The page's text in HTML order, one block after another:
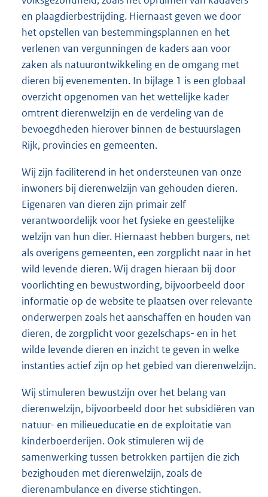
en plaagdierbestrijding. Hiernaast geven we door
het opstellen van bestemmingsplannen en het
verlenen van vergunningen de kaders aan voor
zaken als natuurontwikkeling en de omgang met
dieren bij evenementen. In bijlage 1 is een globaal
overzicht opgenomen van het wettelijke kader
omtrent dierenwelzijn en de verdeling van de
bevoegdheden hierover binnen de bestuurslagen
Rijk, provincies en gemeenten.
Wij zijn faciliterend in het ondersteunen van onze
inwoners bij dierenwelzijn van gehouden dieren.
Eigenaren van dieren zijn primair zelf
verantwoordelijk voor het fysieke en geestelijke
welzijn van hun dier. Hiernaast hebben burgers, net
als overigens gemeenten, een zorgplicht naar in het
wild levende dieren. Wij dragen hieraan bij door
voorlichting en bewustwording, bijvoorbeeld door
informatie op de website te plaatsen over relevante
onderwerpen zoals het aanschaffen en houden van
dieren, de zorgplicht voor gezelschaps- en in het
wilde levende dieren en inzicht te geven in welke
instanties actief zijn op het gebied van dierenwelzijn.
Wij stimuleren bewustzijn over het belang van
dierenwelzijn, bijvoorbeeld door het subsidiëren van
natuur- en milieueducatie en de exploitatie van
kinderboerderijen. Ook stimuleren wij de
samenwerking tussen betrokken partijen die zich
bezighouden met dierenwelzijn, zoals de
dierenambulance en diverse stichtingen.